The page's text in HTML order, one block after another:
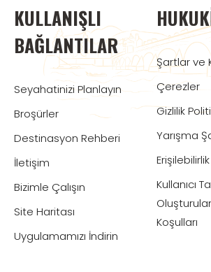
KULLANIŞLI
BAĞLANTILAR
Seyahatinizi Planlayın
Broşürler
Destinasyon Rehberi
İletişim
Bizimle Çalışın
Site Haritası
Uygulamamızı İndirin
Şartlar ve
Çerezler
Gizlilik
Yarışma
Kullanıcı
Koşulları